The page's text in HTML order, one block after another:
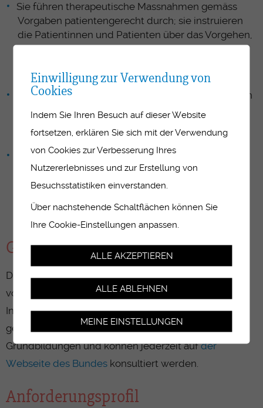
Sie führen therapeutische Massnahmen gemäss
Vorgaben patientengerecht durch; sie instruieren
die Patientinnen und Patienten über das Vorgehen,
die weiteren Schritte zur Prävention und zur
Medikamentengebrauch.
Sie arbeiten gemäss den rechtlichen Vorgaben, den
Empfehlungen und den betrieblichen Standards in
Arbeitssicherheit und Gesundheitsschutz.
Sie zeichnen sich aus durch eine hohe
Dienstleistungsorientierung wie auch durch
ausgeprägte Sozial- und Selbstkompetenzen wie
Konfliktfähigkeit.
Gesetzliche Grundlagen
Die Bildungsverordnung und der Bildungsplan, die
vom Staatssekretariat für Bildung, Forschung und
Innovation (SBFI) erlassen werden, dienen als
gesetzliche Grundlagen für sämtliche berufliche
Grundbildungen und können jederzeit auf der
Webseite des Bundes konsultiert werden.
Anforderungsprofil
Einwilligung zur Verwendung von
Cookies
Indem Sie Ihren Besuch auf dieser Website
fortsetzen, erklären Sie sich mit der Verwendung
von Cookies zur Verbesserung Ihres
Nutzererlebnisses und zur Erstellung von
Besuchsstatistiken einverstanden.
Über nachstehende Schaltflächen können Sie
Ihre Cookie-Einstellungen anpassen.
ALLE AKZEPTIEREN
ALLE ABLEHNEN
MEINE EINSTELLUNGEN